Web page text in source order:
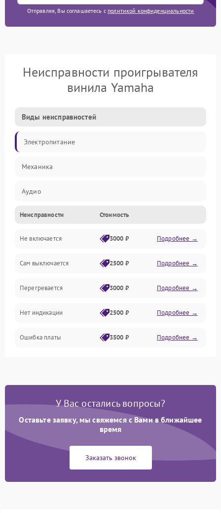
Отправляя, Вы соглашаетесь с политикой конфиденциальности
Неисправности проигрывателя
винила Yamaha
Виды неисправностей
Электропитание
Механика
Аудио
Неисправности Стоимость
Не включается 3000 ₽ Подробнее →
Сам выключается 2500 ₽ Подробнее →
Перегревается 3000 ₽ Подробнее →
Нет индикации 2500 ₽ Подробнее →
Ошибка платы 3500 ₽ Подробнее →
У Вас остались вопросы?
Оставьте заявку, мы свяжемся с Вами в ближайшее
время
Заказать звонок